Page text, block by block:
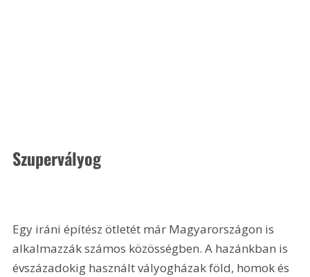
Szupervályog
Egy iráni építész ötletét már Magyarországon is
alkalmazzák számos közösségben. A hazánkban is
évszázadokig használt vályogházak föld, homok és